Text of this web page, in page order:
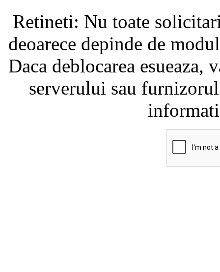
Retineti: Nu toate
deoarece depinde de
Daca deblocarea
serverului sau